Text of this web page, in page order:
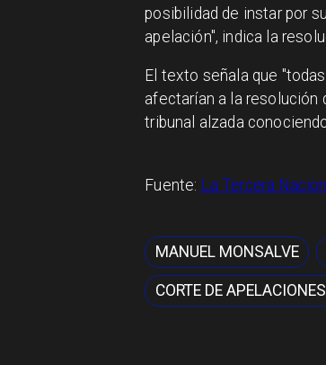
posibilidad de instar por
apelación", indica la
El texto señala que
afectarían a la resolución
tribunal alzada
Fuente: La Tercera
MANUEL MONSALVE
CORTE DE